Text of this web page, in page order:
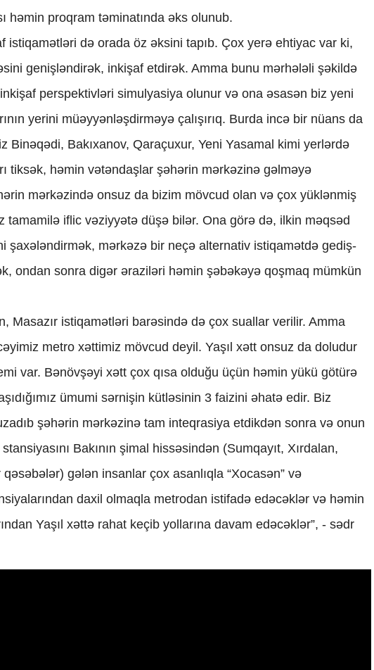
həmin proqram təminatında əks olunub.
istiqamətləri də orada öz əksini tapıb. Çox yerə ehtiyac var ki,
genişləndirək, inkişaf etdirək. Amma bunu mərhələli şəkildə
perspektivləri simulyasiya olunur və ona əsasən biz yeni
yerini müəyyənləşdirməyə çalışırıq. Burda incə bir nüans da
Binəqədi, Bakıxanov, Qaraçuxur, Yeni Yasamal kimi yerlərdə
tiksək, həmin vətəndaşlar şəhərin mərkəzinə gəlməyə
mərkəzində onsuz da bizim mövcud olan və çox yüklənmiş
tamamilə iflic vəziyyətə düşə bilər. Ona görə də, ilkin məqsəd
şaxələndirmək, mərkəzə bir neçə alternativ istiqamətdə gediş-
ondan sonra digər əraziləri həmin şəbəkəyə qoşmaq mümkün
Masazır istiqamətləri barəsində də çox suallar verilir. Amma
metro xəttimiz mövcud deyil. Yaşıl xətt onsuz da doludur
var. Bənövşəyi xətt çox qısa olduğu üçün həmin yükü götürə
ümumi sərnişin kütləsinin 3 faizini əhatə edir. Biz
şəhərin mərkəzinə tam inteqrasiya etdikdən sonra və onun
Bakının şimal hissəsindən (Sumqayıt, Xırdalan,
qəsəbələr) gələn insanlar çox asanlıqla “Xocasən” və
daxil olmaqla metrodan istifadə edəcəklər və həmin
Yaşıl xəttə rahat keçib yollarına davam edəcəklər”, - sədr